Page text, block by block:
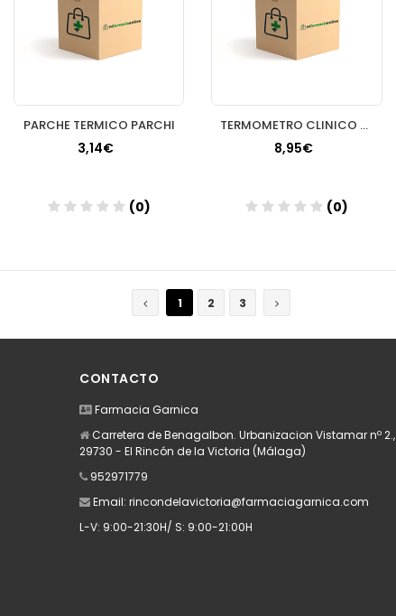
PARCHE TERMICO PARCHI
3,14€
(0)
TERMOMETRO CLINICO DIGITAL INTERAPOTHEK SIN MERC
8,95€
(0)
1
2 3
CONTACTO
Farmacia Garnica
Carretera de Benagalbon. Urbanizacion Vistamar nº 2.,
29730 - El Rincón de la Victoria (Málaga)
952971779
Email: rincondelavictoria@farmaciagarnica.com
L-V: 9:00-21:30H/ S: 9:00-21:00H